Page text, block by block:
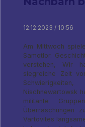
12.12.2023 / 10:56
Am Mittwoch
Samotlor.
verstehen, Wir
siegreiche Zeit
Nischnewartowsk
militante
Überraschungen
Vartovites